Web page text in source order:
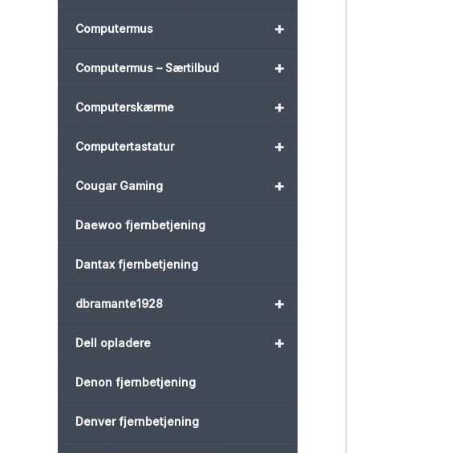
+
Computermus
+
Computermus – Særtilbud
+
Computerskærme
+
Computertastatur
+
Cougar Gaming
Daewoo fjernbetjening
Dantax fjernbetjening
+
dbramante1928
+
Dell opladere
Denon fjernbetjening
Denver fjernbetjening